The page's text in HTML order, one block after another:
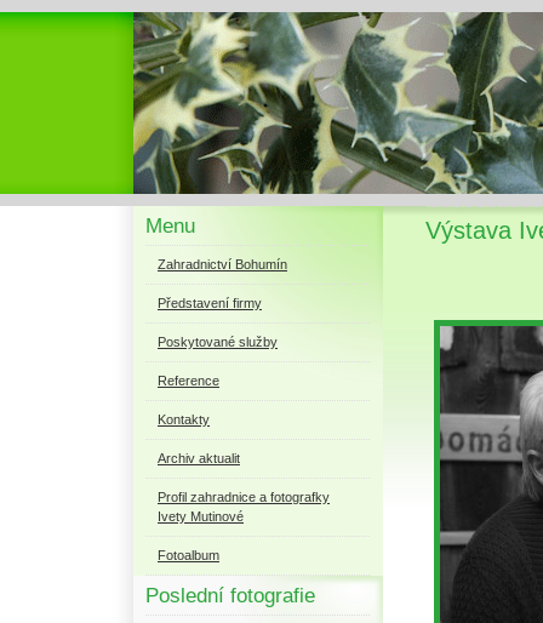
Menu
Zahradnictví Bohumín
Představení firmy
Poskytované služby
Reference
Kontakty
Archiv aktualit
Profil zahradnice a fotografky
Ivety Mutinové
Fotoalbum
Poslední fotografie
Výstava